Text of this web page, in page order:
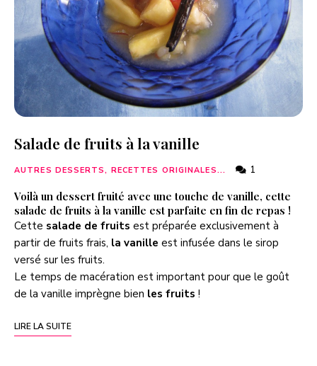
Salade de fruits à la vanille
AUTRES DESSERTS, RECETTES ORIGINALES... 1
Voilà un dessert fruité avec une touche de vanille, cette
salade de fruits à la vanille est parfaite en fin de repas !
Cette salade de fruits est préparée exclusivement à
partir de fruits frais, la vanille est infusée dans le sirop
versé sur les fruits.
Le temps de macération est important pour que le goût
de la vanille imprègne bien les fruits !
LIRE LA SUITE